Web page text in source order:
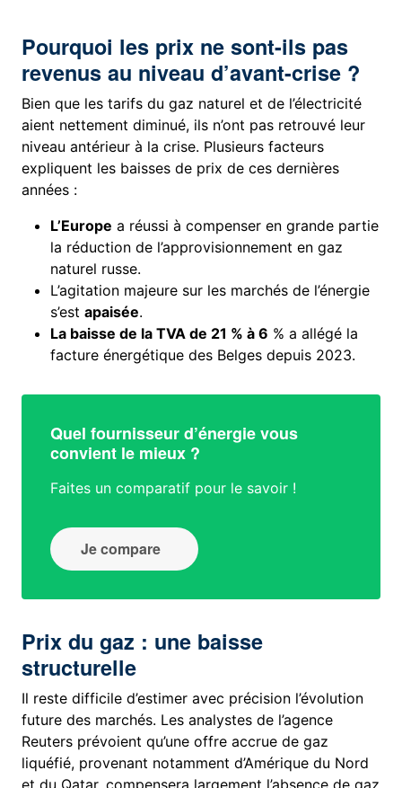
Pourquoi les prix ne sont-ils pas
revenus au niveau d’avant-crise ?
Bien que les tarifs du gaz naturel et de l’électricité
aient nettement diminué, ils n’ont pas retrouvé leur
niveau antérieur à la crise. Plusieurs facteurs
expliquent les baisses de prix de ces dernières
années :
L’Europe a réussi à compenser en grande partie
la réduction de l’approvisionnement en gaz
naturel russe.
L’agitation majeure sur les marchés de l’énergie
s’estapaisée.
La baisse de la TVA de 21 % à 6 % a allégé la
facture énergétique des Belges depuis 2023.
Quel fournisseur d’énergie vous
convient le mieux ?
Faites un comparatif pour le savoir !
Je compare
Prix du gaz : une baisse
structurelle
Il reste difficile d’estimer avec précision l’évolution
future des marchés. Les analystes de l’agence
Reuters prévoient qu’une offre accrue de gaz
liquéfié, provenant notamment d’Amérique du Nord